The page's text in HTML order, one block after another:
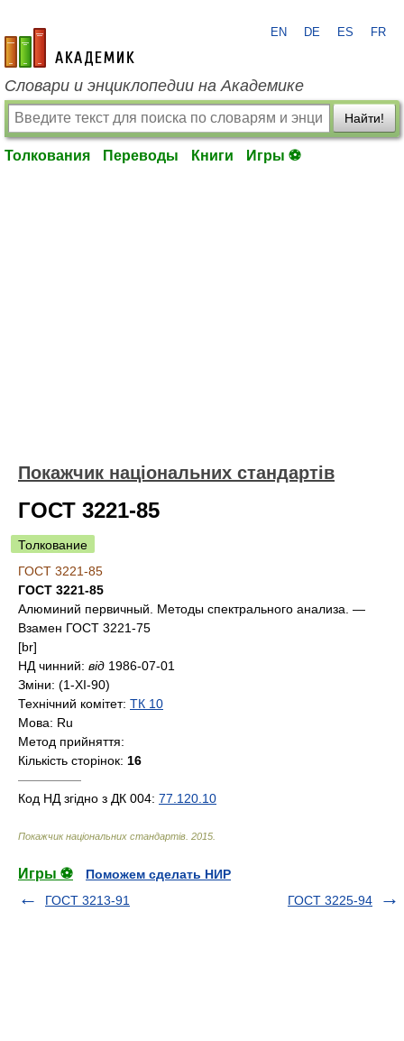
academic.ru
EN DE ES FR
Словари и энциклопедии на Академике
Найти!
Толкования Переводы Книги Игры ⚽
Покажчик національних стандартів
ГОСТ 3221-85
Толкование
ГОСТ 3221-85
ГОСТ 3221-85
Алюминий первичный. Методы спектрального анализа. —
Взамен ГОСТ 3221-75
[br]
НД чинний: від 1986-07-01
Зміни: (1-XI-90)
Технічний комітет: ТК 10
Мова: Ru
Метод прийняття:
Кількість сторінок: 16
—————
Код НД згідно з ДК 004: 77.120.10
Покажчик національних стандартів 2015
Игры ⚽
Поможем сделать НИР
ГОСТ 3213-91
ГОСТ 3225-94